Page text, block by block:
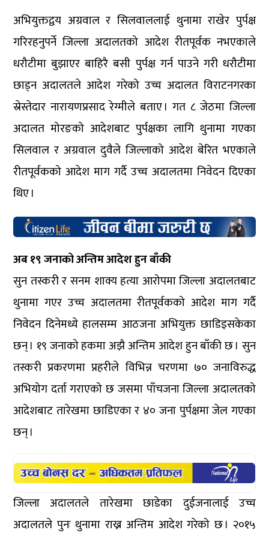
अभियुक्तद्वय अग्रवाल र सिलवाललाई थुनामा राखेर पुर्पक्ष
गरिरहनुपर्ने जिल्ला अदालतको आदेश रीतपूर्वक नभएकाले
धरौटीमा बुझाएर बाहिरै बसी पुर्पक्ष गर्न पाउने गरी धरौटीमा
छाड्न अदालतले आदेश गरेको उच्च अदालत विराटनगरका
स्रेस्तेदार नारायणप्रसाद रेग्मीले बताए । गत ८ जेठमा जिल्ला
अदालत मोरङको आदेशबाट पुर्पक्षका लागि थुनामा गएका
सिलवाल र अग्रवाल दुवैले जिल्लाको आदेश बेरित भएकाले
रीतपूर्वकको आदेश माग गर्दै उच्च अदालतमा निवेदन दिएका
थिए ।
अब १९ जनाको अन्तिम आदेश हुन बाँकी
सुन तस्करी र सनम शाक्य हत्या आरोपमा जिल्ला अदालतबाट
थुनामा गएर उच्च अदालतमा रीतपूर्वकको आदेश माग गर्दै
निवेदन दिनेमध्ये हालसम्म आठजना अभियुक्त छाडिइसकेका
छन् । १९ जनाको हकमा अझै अन्तिम आदेश हुन बाँकी छ । सुन
तस्करी प्रकरणमा प्रहरीले विभिन्न चरणमा ७० जनाविरुद्ध
अभियोग दर्ता गराएको छ जसमा पाँचजना जिल्ला अदालतको
आदेशबाट तारेखमा छाडिएका र ४० जना पुर्पक्षमा जेल गएका
छन् ।
जिल्ला अदालतले तारेखमा छाडेका दुईजनालाई उच्च
अदालतले पुनः थुनामा राख्न अन्तिम आदेश गरेको छ । २०१५